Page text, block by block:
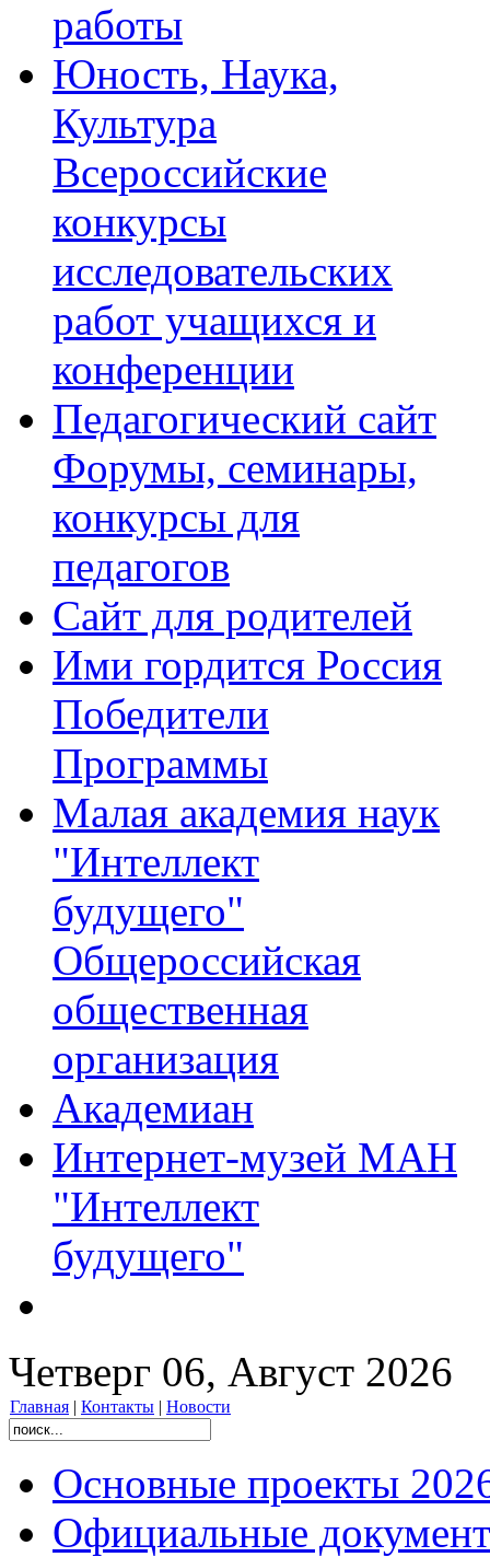
работы
Юность, Наука,
Культура
Всероссийские
конкурсы
исследовательских
работ учащихся и
конференции
Педагогический сайт
Форумы, семинары,
конкурсы для
педагогов
Сайт для родителей
Ими гордится Россия
Победители
Программы
Малая академия наук
"Интеллект
будущего"
Общероссийская
общественная
организация
Академиан
Интернет-музей МАН
"Интеллект
будущего"
Четверг 06, Август 2026
Главная | Контакты | Новости
Основные проекты
Официальные